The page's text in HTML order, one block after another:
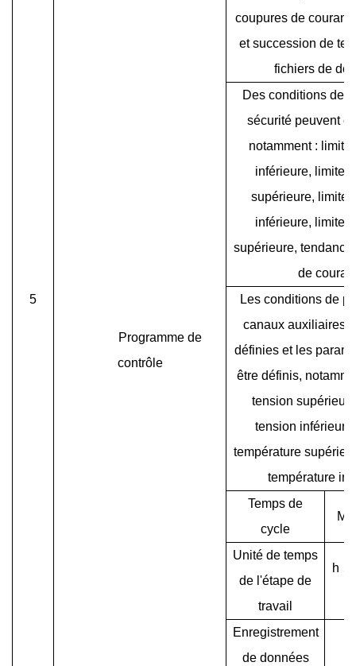
5
Programme de
contrôle
coupures de
et succession de
fichiers de
Des conditions de
sécurité peuvent
notamment : limite
inférieure, limite
supérieure, limite
inférieure, limite
supérieure,
de
Les conditions de
canaux auxiliaires
définies et les
être définis,
tension
tension
température
température
Temps de
cycle
Unité de temps
de l'étape de
travail
h
Enregistrement
de données